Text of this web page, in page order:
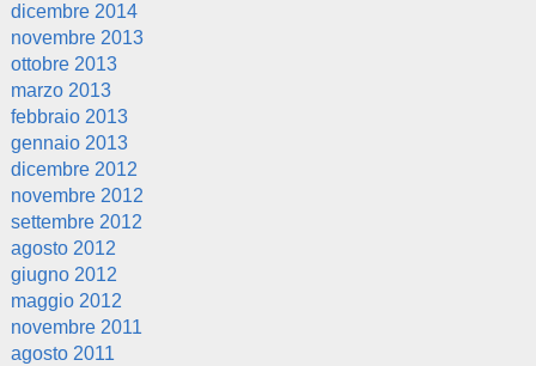
dicembre 2014
novembre 2013
ottobre 2013
marzo 2013
febbraio 2013
gennaio 2013
dicembre 2012
novembre 2012
settembre 2012
agosto 2012
giugno 2012
maggio 2012
novembre 2011
agosto 2011